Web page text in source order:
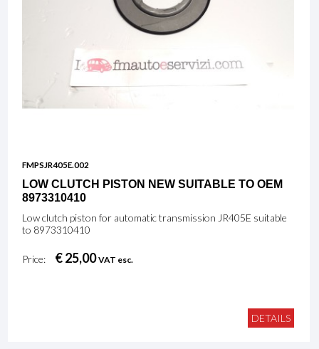
FMPSJR405E.002
LOW CLUTCH PISTON NEW SUITABLE TO OEM
8973310410
Low clutch piston for automatic transmission JR405E suitable
to 8973310410
Price: € 25,00VAT esc.
DETAILS